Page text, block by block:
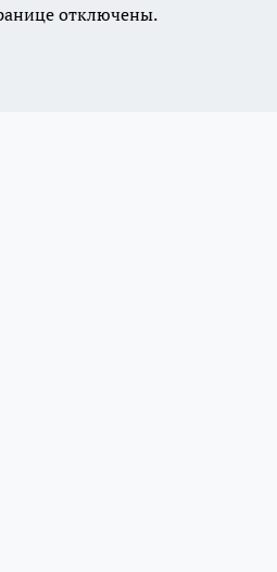
отключены.